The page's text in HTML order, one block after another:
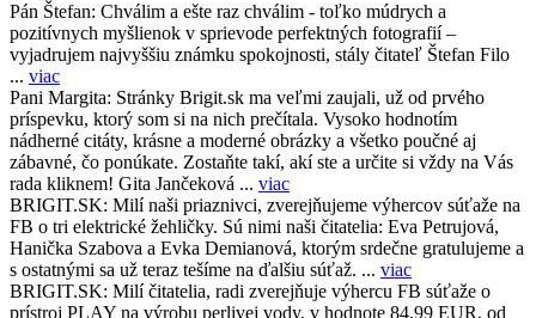
Pán Štefan: Chválim a ešte raz chválim - toľko múdrych a
pozitívnych myšlienok v sprievode perfektných fotografií –
vyjadrujem najvyššiu známku spokojnosti, stály čitateľ Štefan Filo
... viac
Pani Margita: Stránky Brigit.sk ma veľmi zaujali, už od prvého
príspevku, ktorý som si na nich prečítala. Vysoko hodnotím
nádherné citáty, krásne a moderné obrázky a všetko poučné aj
zábavné, čo ponúkate. Zostaňte takí, akí ste a určite si vždy na Vás
rada kliknem! Gita Jančeková ... viac
BRIGIT.SK: Milí naši priaznivci, zverejňujeme výhercov súťaže na
FB o tri elektrické žehličky. Sú nimi naši čitatelia: Eva Petrujová,
Hanička Szabova a Evka Demianová, ktorým srdečne gratulujeme a
s ostatnými sa už teraz tešíme na ďalšiu súťaž. ... viac
BRIGIT.SK: Milí čitatelia, radi zverejňuje výhercu FB súťaže o
prístroj PLAY na výrobu perlivej vody, v hodnote 84,99 EUR, od